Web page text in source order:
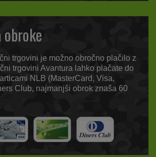
trgovini je možno obročno plačilo z
trgovini Avantura lahko plačate do
NLB (MasterCard, Visa,
Club, najmanjši obrok znaša 60